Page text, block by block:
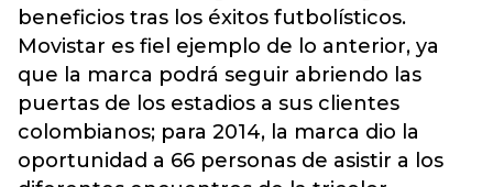
beneficios tras los éxitos futbolísticos.
Movistar es fiel ejemplo de lo anterior, ya
que la marca podrá seguir abriendo las
puertas de los estadios a sus clientes
colombianos; para 2014, la marca dio la
oportunidad a 66 personas de asistir a los